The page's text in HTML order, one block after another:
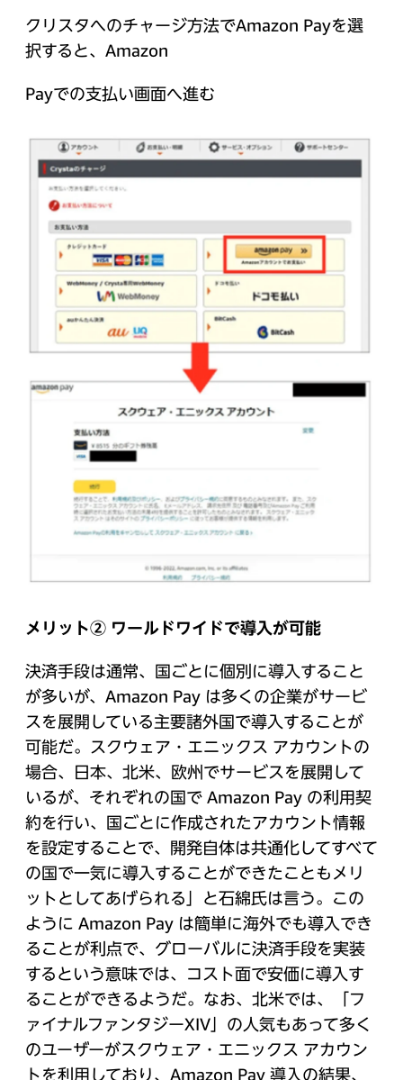
クリスタへのチャージ方法でAmazon Payを選
択すると、Amazon
Payでの支払い画面へ進む
メリット② ワールドワイドで導入が可能
決済手段は通常、国ごとに個別に導入すること
が多いが、Amazon Pay は多くの企業がサービ
スを展開している主要諸外国で導入することが
可能だ。スクウェア・エニックス アカウントの
場合、日本、北米、欧州でサービスを展開して
いるが、それぞれの国で Amazon Pay の利用契
約を行い、国ごとに作成されたアカウント情報
を設定することで、開発自体は共通化してすべて
の国で一気に導入することができたこともメリ
ットとしてあげられる」と石綿氏は言う。この
ように Amazon Pay は簡単に海外でも導入でき
ることが利点で、グローバルに決済手段を実装
するという意味では、コスト面で安価に導入す
ることができるようだ。なお、北米では、「フ
ァイナルファンタジーXIV」の人気もあって多く
のユーザーがスクウェア・エニックス アカウン
トを利用しており、Amazon Pay 導入の結果、